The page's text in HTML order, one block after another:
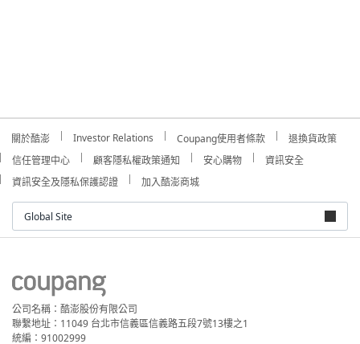
關於酷澎 Investor Relations Coupang使用者條款
退換貨政策
信任管理中心
顧客隱私權政策通知 安心購物
資訊安全
資訊安全及隱私保護認證
加入酷澎商城
Global Site
公司名稱：酷澎股份有限公司
聯繫地址：11049 台北市信義區信義路五段7號13樓之1
統編：91002999